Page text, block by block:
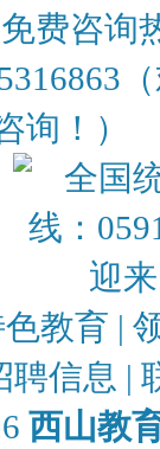
教育 |
聘信息 |
西山教